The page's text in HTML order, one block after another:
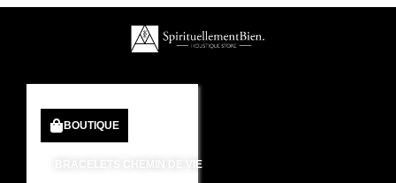
BOUTIQUE
BRACELETS CHEMIN DE VIE